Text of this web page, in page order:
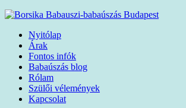
Nyitólap
Árak
Fontos infók
Babaúszás blog
Rólam
Szülői vélemények
Kapcsolat